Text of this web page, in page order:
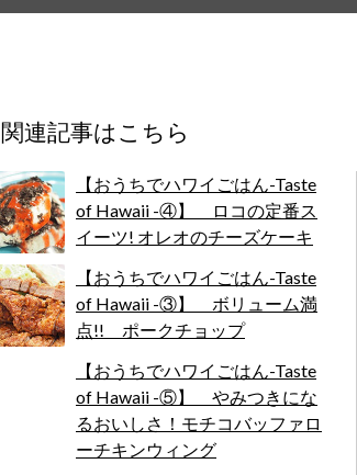
関連記事はこちら
【おうちでハワイごはん-Taste
of Hawaii -④】 ロコの定番ス
イーツ! オレオのチーズケーキ
【おうちでハワイごはん-Taste
of Hawaii -③】 ボリューム満
点!! ポークチョップ
【おうちでハワイごはん-Taste
of Hawaii -⑤】 やみつきにな
るおいしさ！モチコバッファロ
ーチキンウィング